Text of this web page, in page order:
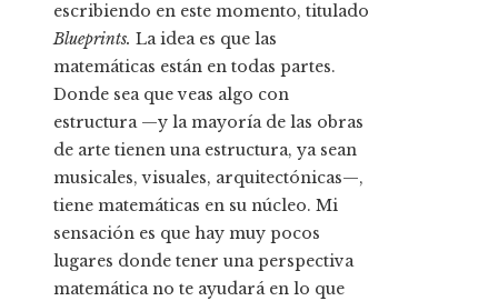
escribiendo en este momento, titulado
Blueprints. La idea es que las
matemáticas están en todas partes.
Donde sea que veas algo con
estructura —y la mayoría de las obras
de arte tienen una estructura, ya sean
musicales, visuales, arquitectónicas—,
tiene matemáticas en su núcleo. Mi
sensación es que hay muy pocos
lugares donde tener una perspectiva
matemática no te ayudará en lo que